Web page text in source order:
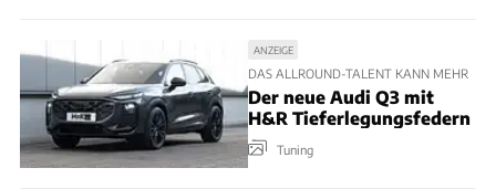
ANZEIGE
DAS ALLROUND-TALENT KANN MEHR
Der neue Audi Q3 mit
H&R Tieferlegungsfedern
Tuning